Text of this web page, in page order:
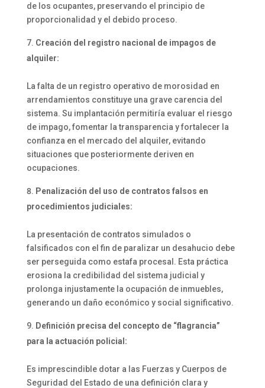
de los ocupantes, preservando el principio de
proporcionalidad y el debido proceso.
Creación del registro nacional de impagos de
alquiler:
La falta de un registro operativo de morosidad en
arrendamientos constituye una grave carencia del
sistema. Su implantación permitiría evaluar el riesgo
de impago, fomentar la transparencia y fortalecer la
confianza en el mercado del alquiler, evitando
situaciones que posteriormente deriven en
ocupaciones.
Penalización del uso de contratos falsos en
procedimientos judiciales:
La presentación de contratos simulados o
falsificados con el fin de paralizar un desahucio debe
ser perseguida como estafa procesal. Esta práctica
erosiona la credibilidad del sistema judicial y
prolonga injustamente la ocupación de inmuebles,
generando un daño económico y social significativo.
Definición precisa del concepto de “flagrancia”
para la actuación policial:
Es imprescindible dotar a las Fuerzas y Cuerpos de
Seguridad del Estado de una definición clara y